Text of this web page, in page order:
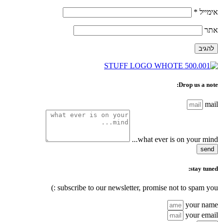
אימייל *
אתר
Drop us a note:
mail
what ever is on your mind...
send
stay tuned:
subscribe to our newsletter, promise not to spam you :)
your name
your email